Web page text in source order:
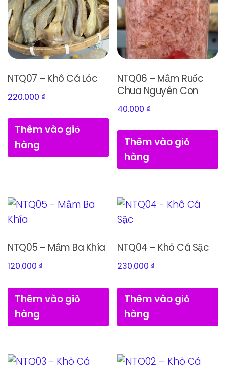
NTQ07 – Khô Cá Lóc
220.000 ₫
Thêm vào giỏ
hàng
NTQ06 – Mắm Ruốc
Chua Nguyên Con
40.000 ₫
Thêm vào giỏ
hàng
NTQ05 – Mắm Ba Khía
120.000 ₫
Thêm vào giỏ
hàng
NTQ04 – Khô Cá Sặc
230.000 ₫
Thêm vào giỏ
hàng